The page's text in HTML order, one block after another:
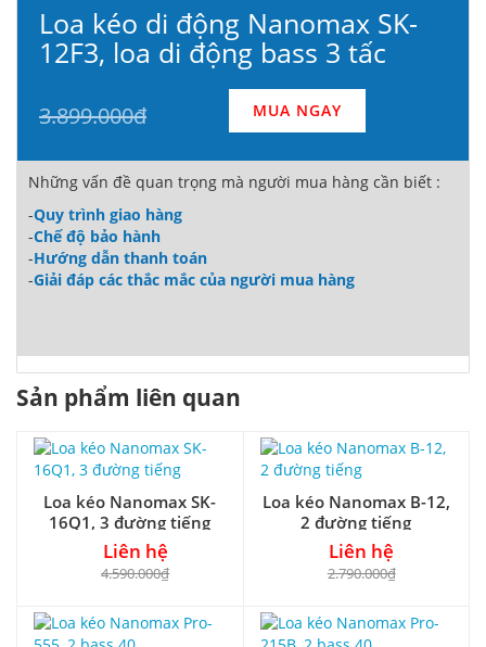
Loa kéo di động Nanomax SK-
12F3, loa di động bass 3 tấc
3.899.000đ MUA NGAY
Những vấn đề quan trọng mà người mua hàng cần biết :
-Quy trình giao hàng
-Chế độ bảo hành
-Hướng dẫn thanh toán
-Giải đáp các thắc mắc của người mua hàng
Sản phẩm liên quan
Loa kéo Nanomax SK-
16Q1, 3 đường tiếng
Liên hệ
4.590.000₫
Loa kéo Nanomax B-12,
2 đường tiếng
Liên hệ
2.790.000₫